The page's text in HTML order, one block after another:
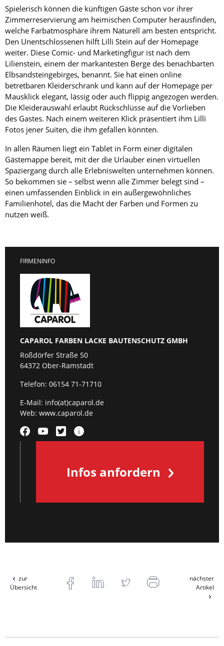
Spielerisch können die künftigen Gäste schon vor ihrer
Zimmerreservierung am heimischen Computer herausfinden,
welche Farbatmosphäre ihrem Naturell am besten entspricht.
Den Unentschlossenen hilft Lilli Stein auf der Homepage
weiter. Diese Comic- und Marketingfigur ist nach dem
Lilienstein, einem der markantesten Berge des benachbarten
Elbsandsteingebirges, benannt. Sie hat einen online
betretbaren Kleiderschrank und kann auf der Homepage per
Mausklick elegant, lässig oder auch flippig angezogen werden.
Die Kleiderauswahl erlaubt Rückschlüsse auf die Vorlieben
des Gastes. Nach einem weiteren Klick präsentiert ihm Lilli
Fotos jener Suiten, die ihm gefallen könnten.
In allen Räumen liegt ein Tablet in Form einer digitalen
Gästemappe bereit, mit der die Urlauber einen virtuellen
Spaziergang durch alle Erlebniswelten unternehmen können.
So bekommen sie – selbst wenn alle Zimmer belegt sind –
einen umfassenden Einblick in ein außergewöhnliches
Familienhotel, das die Macht der Farben und Formen zu
nutzen weiß.
FIRMENINFO
CAPAROL FARBEN LACKE BAUTENSCHUTZ GMBH
Roßdörfer Straße 50
64372 Ober-Ramstadt
Telefon: 06154 71-71710
E-Mail: info(at)caparol.de
Web: www.caparol.de
Infos anfordern
zur
Übersicht
nächster
Artikel